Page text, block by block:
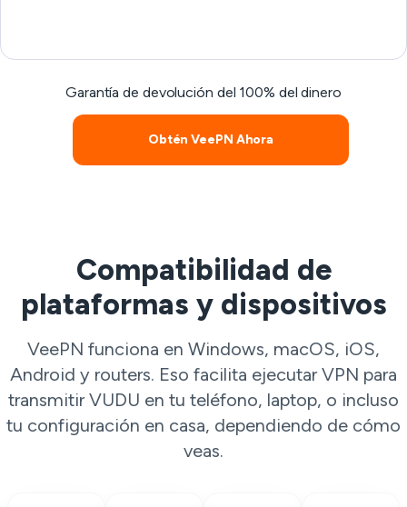
Garantía de devolución del 100% del dinero
Obtén VeePN Ahora
Compatibilidad de
plataformas y dispositivos
VeePN funciona en Windows, macOS, iOS,
Android y routers. Eso facilita ejecutar VPN para
transmitir VUDU en tu teléfono, laptop, o incluso
tu configuración en casa, dependiendo de cómo
veas.